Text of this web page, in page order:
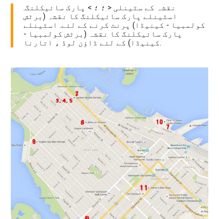
نقشہ کے سٹینلی < ؛ ؛ > پارک سائیکلنگ.
اسٹینلے پارک سائیکلنگ کا نقشہ (برٹش
کولمبیا - کینیڈا) پرنٹ کرنے کے لئے. اسٹینلے
پارک سائیکلنگ کا نقشہ (برٹش کولمبیا -
کینیڈا) کے لئے ڈاؤن لوڈ ، اتارنا.